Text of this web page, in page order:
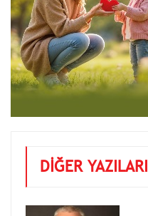
DİĞER YAZILARI